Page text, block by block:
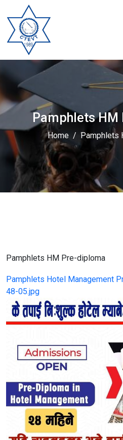
Pamphlets
Home Pamphlets
Pamphlets HM Pre-diploma
Pamphlets Hotel Management
48-05.jpg